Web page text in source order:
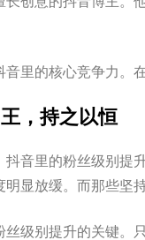
音里的核心竞争力。
，持之以恒
音里的粉丝级别提
显放缓。而那些坚
级别提升的关键。